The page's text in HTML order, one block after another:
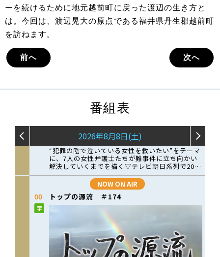
ーを続けるために地元越前町に戻った渡辺の生き方と
は。今回は、渡辺晃大の原点である福井県丹生郡越前町
を訪ねます。
前へ 次へ
番組表